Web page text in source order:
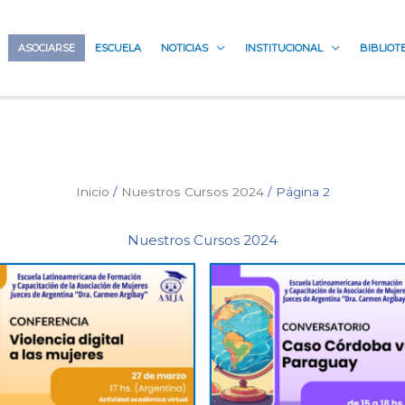
ASOCIARSE ESCUELA NOTICIAS INSTITUCIONAL
Inicio / Nuestros Cursos 2024/ Página 2
Nuestros Cursos 2024
Este
producto
tiene
múltiples
variantes.
producto
múltiples
variantes.
Las